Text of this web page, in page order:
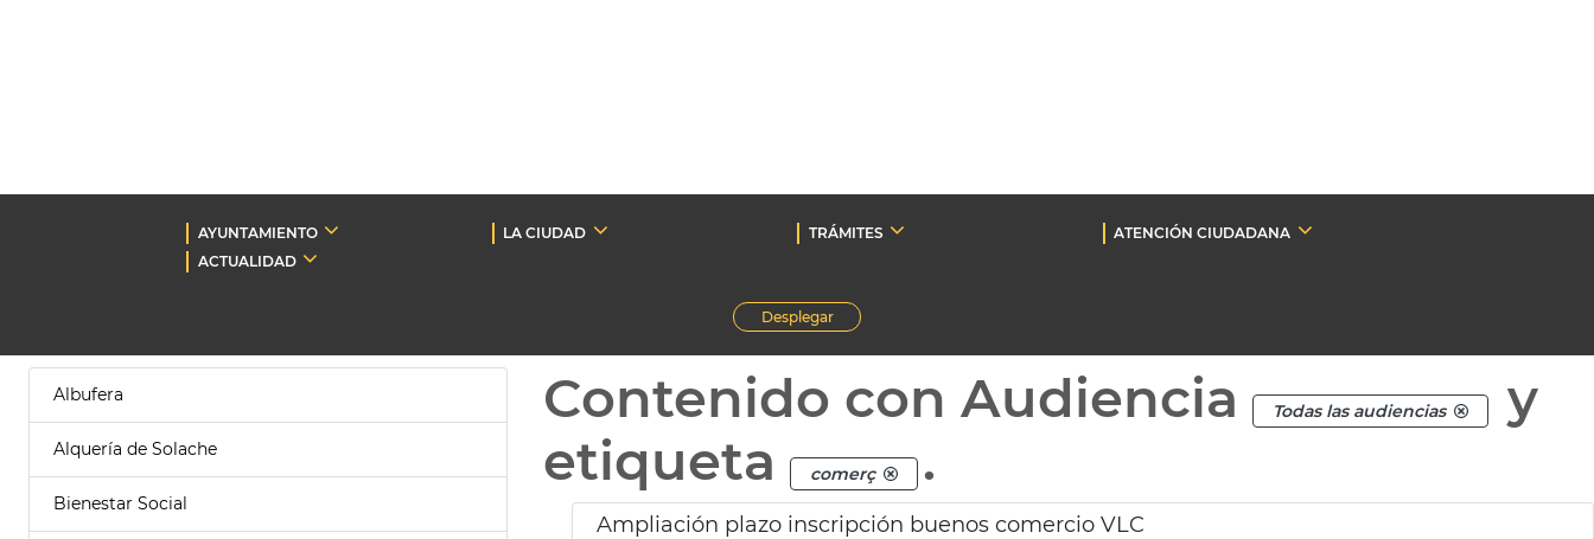
AYUNTAMIENTO LA CIUDAD TRÁMITES
ATENCIÓN CIUDADANA
ACTUALIDAD
Desplegar
Albufera
Alquería de Solache
Bienestar Social
Contenido con Audiencia Todas las audiencias
y
etiqueta
comerç .
Ampliación plazo inscripción buenos comercio VLC